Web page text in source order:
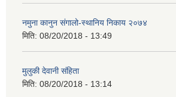
नमुना कानुन संगालो-स्थानिय निकाय २०७४
मिति: 08/20/2018 - 13:49
मुलुकी देवानी संहिता
मिति: 08/20/2018 - 13:14